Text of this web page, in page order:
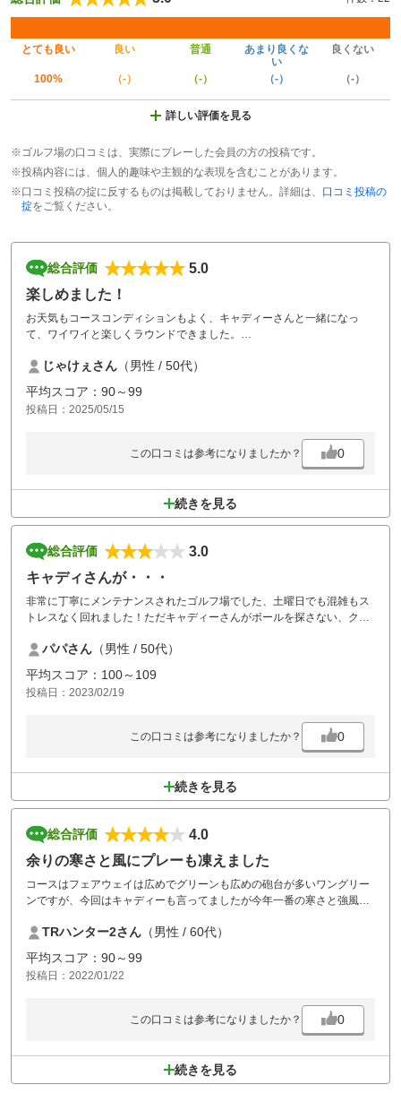
とても良い 良い 普通
あまり良くな
い
良くない
100% （-） （-） （-） （-）
詳しい評価を見る
※ゴルフ場の口コミは、実際にプレーした会員の方の投稿です。
※投稿内容には、個人的趣味や主観的な表現を含むことがあります。
※口コミ投稿の掟に反するものは掲載しておりません。詳細は、 口コミ投稿の
掟をご覧ください。
総合評価
5.0
楽しめました！
お天気もコースコンディションもよく、キャディーさんと一緒になっ
て、ワイワイと楽しくラウンドできました。
グリーンが大きかったので、オンすれど寄せるまでに苦労しましたが。
ショートホールでの、ワンオンのご褒美に噴水を上げていただき、の同
伴者の方にも好評でした。
食をゆっくり利用できなかったので、次回は、余裕をもって伺いたいと
じゃけぇさん （男性 / 50代）
平均スコア：90～99
投稿日：2025/05/15
この口コミは参考になりましたか？ 0
続きを見る
総合評価
3.0
キャディさんが・・・
非常に丁寧にメンテナンスされたゴルフ場でした、土曜日でも混雑もス
トレスなく回れました！ただキャディーさんがボールを探さない、クラ
ンは無いので2回目は無いかな・・！
パパさん （男性 / 50代）
平均スコア：100～109
投稿日：2023/02/19
この口コミは参考になりましたか？ 0
続きを見る
総合評価
4.0
余りの寒さと風にプレーも凍えました
コースはフェアウェイは広めでグリーンも広めの砲台が多いワングリー
ンですが、今回はキャディーも言ってましたが今年一番の寒さと強風に
もう一度プレーしてみたいコースです。
TRハンター2さん （男性 / 60代）
平均スコア：90～99
投稿日：2022/01/22
この口コミは参考になりましたか？ 0
続きを見る